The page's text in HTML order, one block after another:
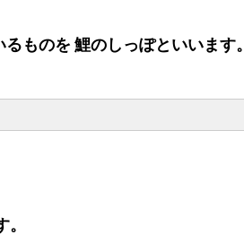
ものを 鯉のしっぽといいます。